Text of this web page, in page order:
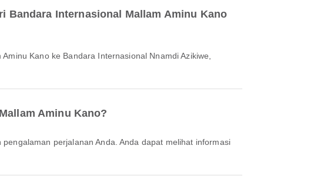
Bandara Internasional Mallam Aminu Kano
Aminu Kano?